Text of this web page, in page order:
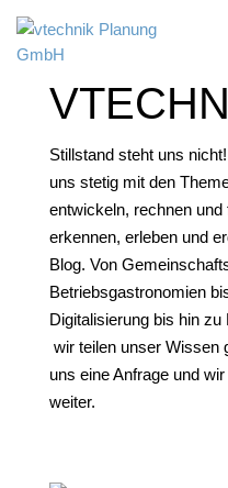
Stillstand steht uns
uns stetig mit den
entwickeln, rechnen und
erkennen, erleben und
Blog. Von
Betriebsgastronomien
Digitalisierung bis hin
wir teilen unser Wissen
uns eine Anfrage und
weiter.